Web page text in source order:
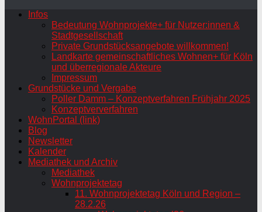
Infos
Bedeutung Wohnprojekte+ für Nutzer:innen &
Stadtgesellschaft
Private Grundstücksangebote willkommen!
Landkarte gemeinschaftliches Wohnen+ für Köln
und überregionale Akteure
Impressum
Grundstücke und Vergabe
Poller Damm – Konzeptverfahren Frühjahr 2025
Konzeptververfahren
WohnPortal (link)
Blog
Newsletter
Kalender
Mediathek und Archiv
Mediathek
Wohnprojektetag
11. Wohnprojektetag Köln und Region –
28.2.26